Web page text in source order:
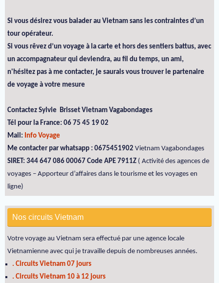
Si vous désirez vous balader au Vietnam sans les contraintes d’un
tour opérateur.
Si vous rêvez d’un voyage à la carte et hors des sentiers battus, avec
un accompagnateur qui deviendra, au fil du temps, un ami,
n'hésitez pas à me contacter, je saurais vous trouver le partenaire
de voyage à votre mesure
Contactez Sylvie Brisset Vietnam Vagabondages
Tél pour la France: 06 75 45 19 02
Mail: Info Voyage
Me contacter par whatsapp : 0675451902 Vietnam Vagabondages
SIRET: 344 647 086 00067 Code APE 7911Z ( Activité des agences de
voyages – Apporteur d’affaires dans le tourisme et les voyages en
ligne)
Nos circuits Vietnam
Votre voyage au Vietnam sera effectué par une agence locale
Vietnamienne avec qui je travaille depuis de nombreuses années.
. Circuits Vietnam 07 jours
. Circuits Vietnam 10 à 12 jours